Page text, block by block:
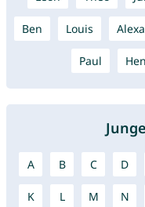
Ben Louis
Paul
A B C D
K L M N